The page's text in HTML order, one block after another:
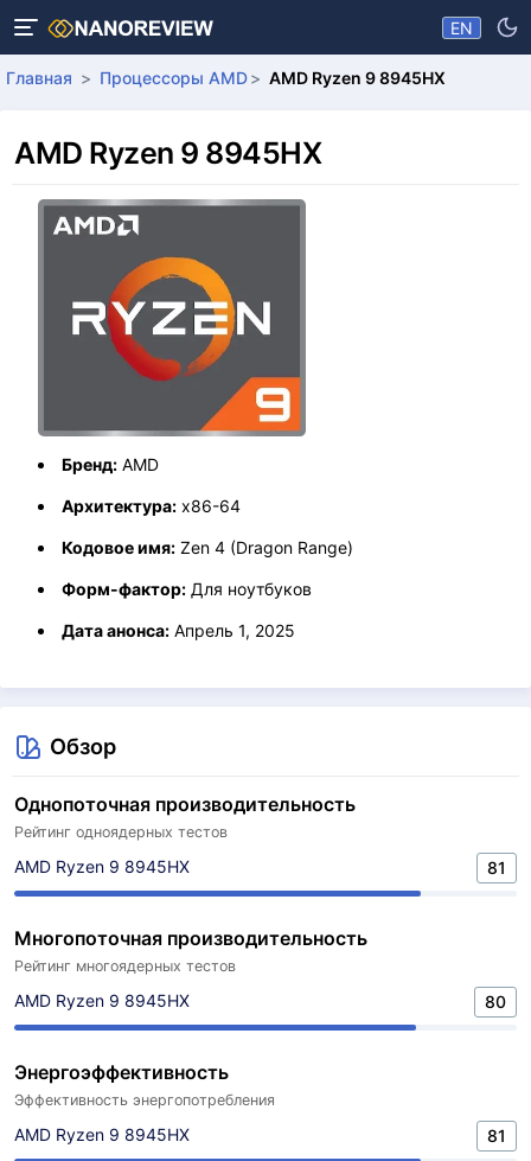
EN
Главная Процессоры AMD AMD Ryzen 9 8945HX
AMD Ryzen 9 8945HX
Бренд: AMD
Архитектура: x86-64
Кодовое имя: Zen 4 (Dragon Range)
Форм-фактор: Для ноутбуков
Дата анонса: Апрель 1, 2025
Обзор
Однопоточная производительность
Рейтинг одноядерных тестов
AMD Ryzen 9 8945HX 81
Многопоточная производительность
Рейтинг многоядерных тестов
AMD Ryzen 9 8945HX 80
Энергоэффективность
Эффективность энергопотребления
AMD Ryzen 9 8945HX 81